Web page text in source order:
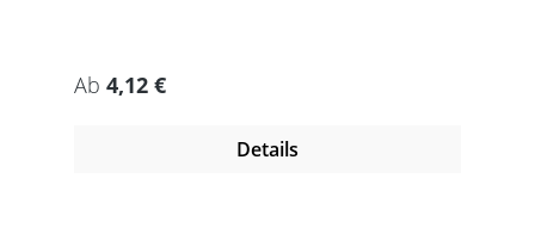
Regulärer Preis:
Ab 4,12 €
Details